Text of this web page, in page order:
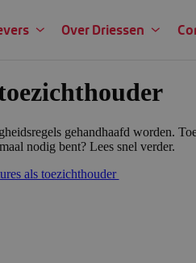
Over Driessen
gehandhaafd worden.
nodig bent? Lees snel verder.
als toezichthouder